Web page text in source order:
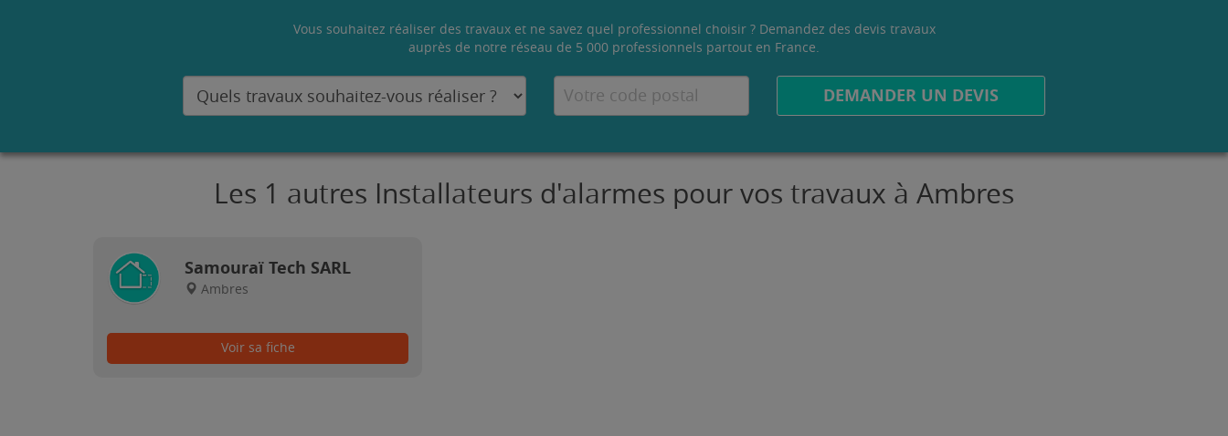
Vous souhaitez réaliser des travaux et ne savez quel professionnel choisir ? Demandez des devis travaux
auprès de notre réseau de 5 000 professionnels partout en France.
DEMANDER UN DEVIS
Les 1 autres Installateurs d'alarmes pour vos travaux à Ambres
Samouraï Tech SARL
Ambres
Voir sa fiche